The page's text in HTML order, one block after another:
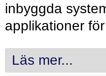
inbyggda
applikationer
Läs mer...